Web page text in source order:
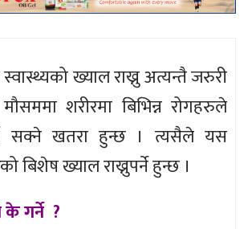
ख्याल राख्नु अत्यन्तै जरुरी
शरीरमा बिभिन्न रोगहरुले
सक्ने खतरा हुन्छ । त्यसैले यस
बिशेष ख्याल राख्नुपर्ने हुन्छ ।
गर्ने ?